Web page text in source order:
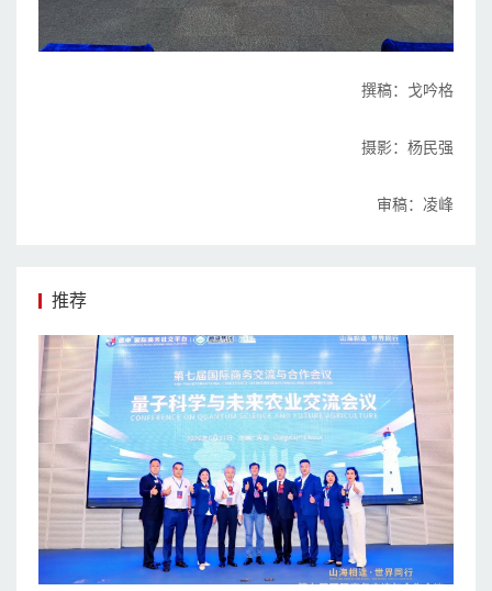
撰稿：戈吟格
摄影：杨民强
审稿：凌峰
推荐